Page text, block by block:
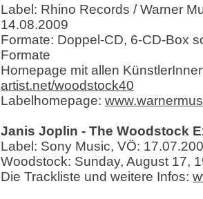
Label: Rhino Records / Warner
14.08.2009
Formate: Doppel-CD, 6-CD-Box
Formate
Homepage mit allen
artist.net/woodstock40
Labelhomepage:
Janis Joplin - The Woodstock
Label: Sony Music, VÖ:
Woodstock: Sunday, August 17,
Die Trackliste und weitere Infos: